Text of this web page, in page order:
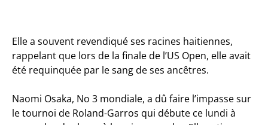
Elle a souvent revendiqué ses racines haitiennes,
rappelant que lors de la finale de l’US Open, elle avait
été requinquée par le sang de ses ancêtres.
Naomi Osaka, No 3 mondiale, a dû faire l’impasse sur
le tournoi de Roland-Garros qui débute ce lundi à